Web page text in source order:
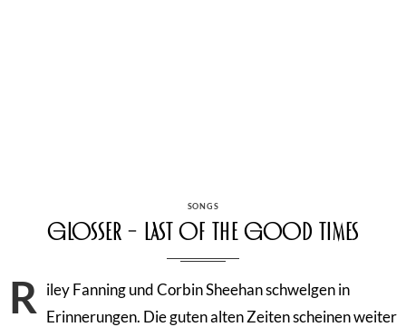
CATEGORIES
SONGS
GLOSSER – Last of the Good Times
R iley Fanning und Corbin Sheehan schwelgen in
Erinnerungen. Die guten alten Zeiten scheinen weiter